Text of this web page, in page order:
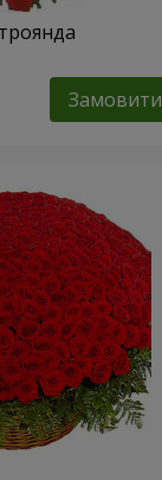
Замовити